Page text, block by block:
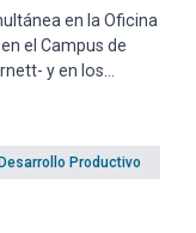
en la Oficina
el Campus de
y en los
Aiguá, Pan de
Desarrollo Productivo